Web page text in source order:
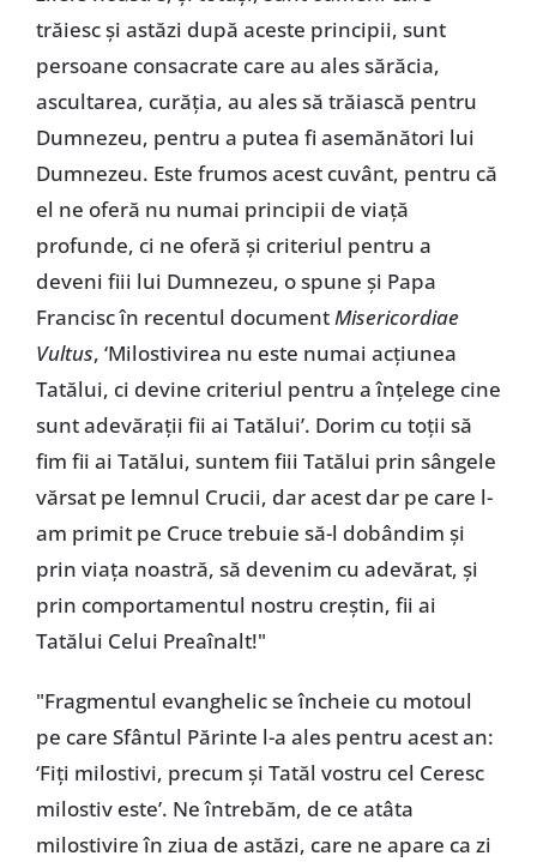
trăiesc și astăzi după aceste principii, sunt
persoane consacrate care au ales sărăcia,
ascultarea, curăția, au ales să trăiască pentru
Dumnezeu, pentru a putea fi asemănători lui
Dumnezeu. Este frumos acest cuvânt, pentru că
el ne oferă nu numai principii de viață
profunde, ci ne oferă și criteriul pentru a
deveni fiii lui Dumnezeu, o spune și Papa
Francisc în recentul document Misericordiae
Vultus, ‘Milostivirea nu este numai acțiunea
Tatălui, ci devine criteriul pentru a înțelege cine
sunt adevărații fii ai Tatălui’. Dorim cu toții să
fim fii ai Tatălui, suntem fiii Tatălui prin sângele
vărsat pe lemnul Crucii, dar acest dar pe care l-
am primit pe Cruce trebuie să-l dobândim și
prin viața noastră, să devenim cu adevărat, și
prin comportamentul nostru creștin, fii ai
Tatălui Celui Preaînalt!"
"Fragmentul evanghelic se încheie cu motoul
pe care Sfântul Părinte l-a ales pentru acest an:
‘Fiți milostivi, precum și Tatăl vostru cel Ceresc
milostiv este’. Ne întrebăm, de ce atâta
milostivire în ziua de astăzi, care ne apare ca zi